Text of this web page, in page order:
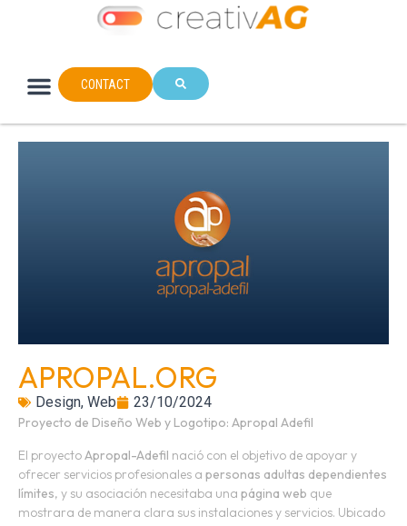
CONTACT
APROPAL.ORG
Design, Web 23/10/2024
Proyecto de Diseño Web y Logotipo: Apropal Adefil
El proyectoApropal-Adefil nació con el objetivo de apoyar y
ofrecer servicios profesionales a personas adultas dependientes
límites, y su asociación necesitaba una página web que
mostrara de manera clara sus instalaciones y servicios. Ubicado